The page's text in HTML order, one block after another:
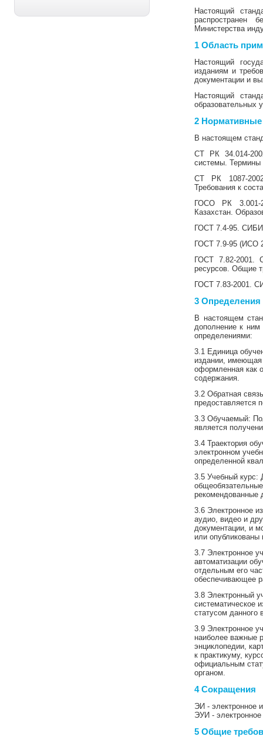
Настоящий
распространен
Министерства
1 Область
Настоящий
изданиям и
документации и
Настоящий
образовательных
2
В настоящем
СТ РК 34.014-
системы. Термины
СТ РК 1087-
Требования к
ГОСО РК 3.001-
Казахстан.
ГОСТ 7.4-95.
ГОСТ 7.9-95 (ИСО
ГОСТ 7.82-2001.
ресурсов. Общие
ГОСТ 7.83-2001.
3 Определения
В настоящем
дополнение к
определениями:
3.1 Единица
издании, имеющая
оформленная как
содержания.
3.2 Обратная
предоставляется
3.3 Обучаемый:
является
3.4 Траектория
электронном
определенной
3.5 Учебный курс:
рекомендованные
3.6 Электронное
аудио, видео и
документации, и
или опубликованы
3.7 Электронное
автоматизации
отдельным его
обеспечивающее
3.8 Электронный
систематическое
статусом данного
3.9 Электронное
наиболее важные
энциклопедии,
к практикуму,
официальным
органом.
4 Сокращения
ЭИ - электронное
ЭУИ -
5 Общие